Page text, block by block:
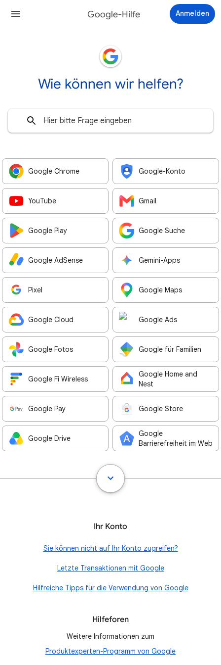
Google-Hilfe Anmelden
Wie können wir helfen?
Google Chrome Google-Konto
YouTube Gmail
Google Play Google Suche
Google AdSense Gemini-Apps
Pixel Google Maps
Google Cloud Google Ads
Google Fotos Google für Familien
Google Fi Wireless
Google Home and
Nest
Google Pay Google Store
Google Drive
Google
Barrierefreiheit im Web
Ihr Konto
Sie können nicht auf Ihr Konto zugreifen?
Letzte Transaktionen mit Google
Hilfreiche Tipps für die Verwendung von Google
Hilfeforen
Weitere Informationen zum
Produktexperten-Programm von Google